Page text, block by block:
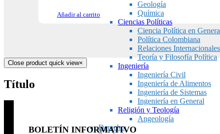
Geología
Química
Ciencias Políticas
Ciencia Política en
Política Colombiana
Relaciones Internacionales
Teoría y Filosofía Política
Ingeniería
Ingeniería Civil
Ingeniería de Alimentos
Ingeniería de Sistemas
Ingeniería en General
Religión y Teología
Angeología
Derecho
Añadir al carrito
Close product quick view×
Título
BOLETÍN INFORMATIVO